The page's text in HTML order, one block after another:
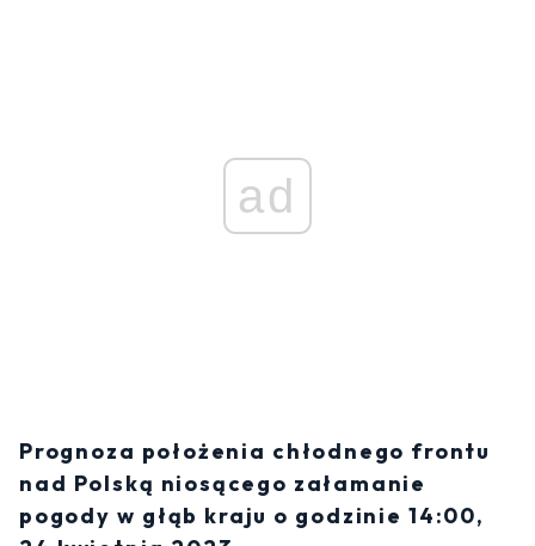
ad
Prognoza położenia chłodnego frontu
nad Polską niosącego załamanie
pogody w głąb kraju o godzinie 14:00,